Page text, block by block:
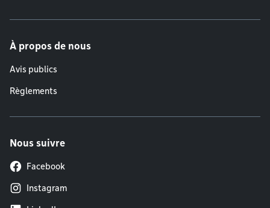
À propos de nous
Avis publics
Règlements
Nous suivre
Facebook
Instagram